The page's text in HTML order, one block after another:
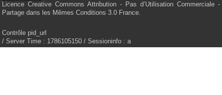
Licence Creative Commons Attribution - Pas d’Utilisation Commerciale -
Partage dans les Mêmes Conditions 3.0 France.
Contrôle pid_url
/ Server Time : 1786105150 / Sessioninfo : a